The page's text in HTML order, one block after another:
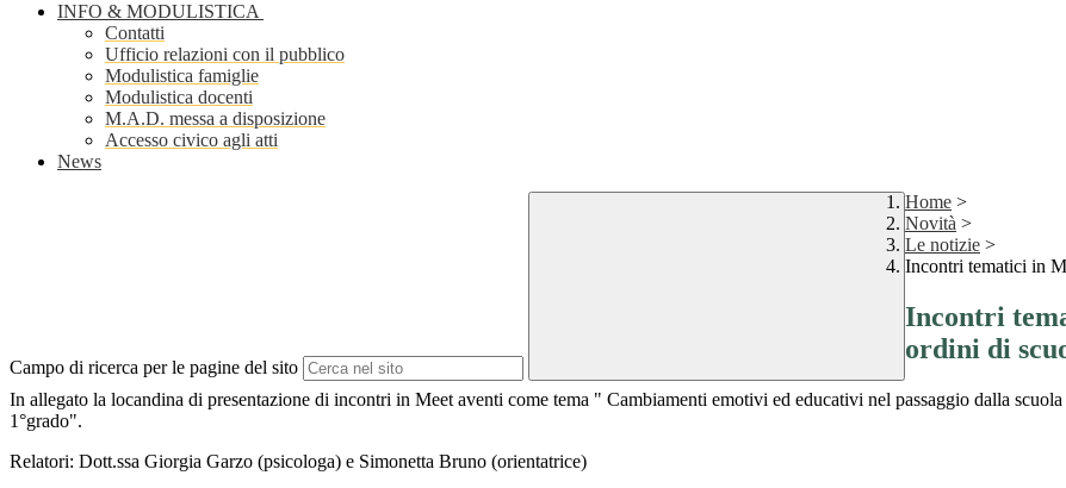
INFO & MODULISTICA
Contatti
Ufficio relazioni con il pubblico
Modulistica famiglie
Modulistica docenti
M.A.D. messa a disposizione
Accesso civico agli atti
News
Campo di ricerca per le pagine del sito
Home >
Novità >
Le notizie >
Incontri tematici in
Incontri
ordini di
In allegato la locandina di presentazione di incontri in Meet aventi come tema " Cambiamenti emotivi ed educativi nel passaggio dalla
1°grado".
Relatori: Dott.ssa Giorgia Garzo (psicologa) e Simonetta Bruno (orientatrice)